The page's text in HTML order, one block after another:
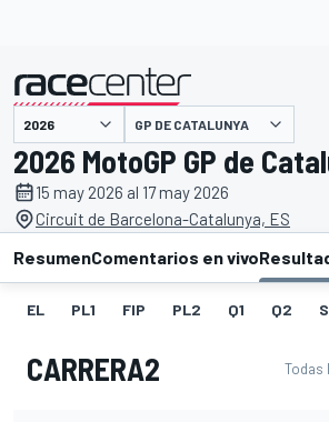
presentado por GP DE CATALUNYA
2026 MotoGP GP de
15 may 2026 al 17 may 2026
Circuit de Barcelona-Catalunya, ES
ResumenComentarios en vivo
EL PL1 FIP PL2 Q1 Q2
CARRERA2 Todas